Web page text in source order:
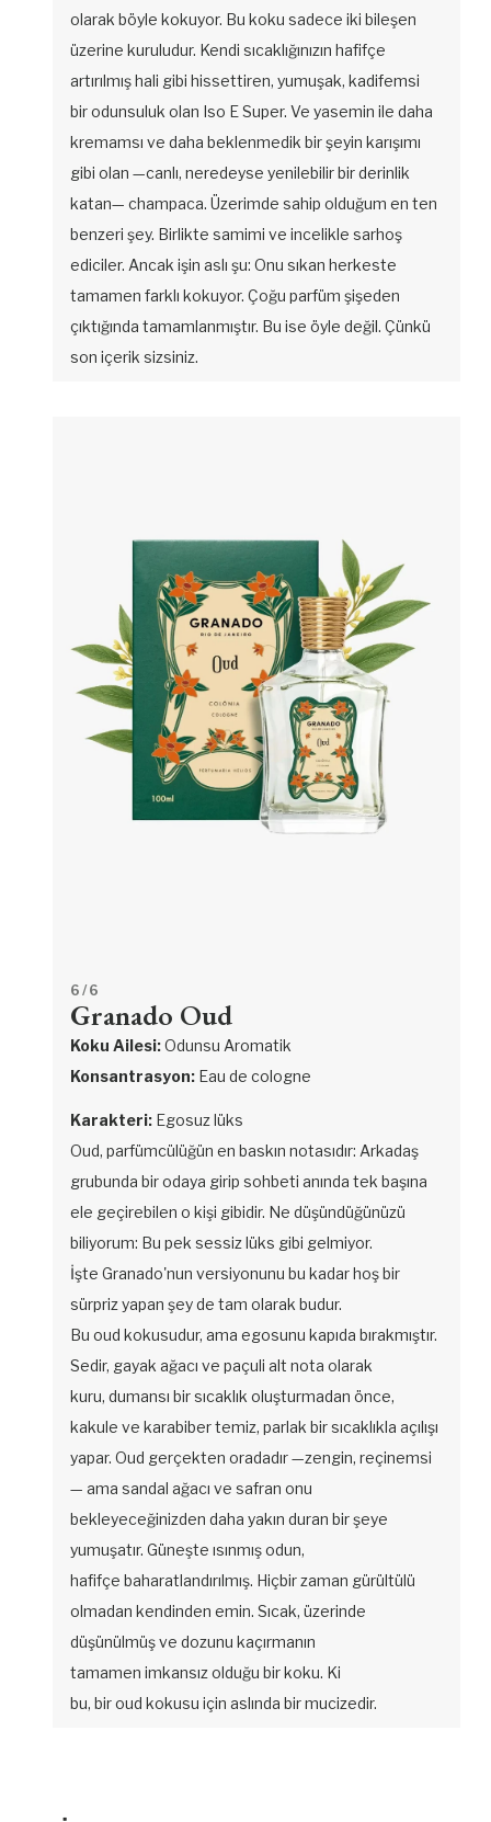
olarak böyle kokuyor. Bu koku sadece iki bileşen
üzerine kuruludur. Kendi sıcaklığınızın hafifçe
artırılmış hali gibi hissettiren, yumuşak, kadifemsi
bir odunsuluk olan Iso E Super. Ve yasemin ile daha
kremamsı ve daha beklenmedik bir şeyin karışımı
gibi olan —canlı, neredeyse yenilebilir bir derinlik
katan— champaca. Üzerimde sahip olduğum en ten
benzeri şey. Birlikte samimi ve incelikle sarhoş
ediciler. Ancak işin aslı şu: Onu sıkan herkeste
tamamen farklı kokuyor. Çoğu parfüm şişeden
çıktığında tamamlanmıştır. Bu ise öyle değil. Çünkü
son içerik sizsiniz.
6 / 6
Granado Oud
Koku Ailesi:Odunsu Aromatik
Konsantrasyon: Eau de cologne
Karakteri: Egosuz lüks
Oud, parfümcülüğün en baskın notasıdır: Arkadaş
grubunda bir odaya girip sohbeti anında tek başına
ele geçirebilen o kişi gibidir. Ne düşündüğünüzü
biliyorum: Bu pek sessiz lüks gibi gelmiyor.
İşte Granado'nun versiyonunu bu kadar hoş bir
sürpriz yapan şey de tam olarak budur.
Bu oud kokusudur, ama egosunu kapıda bırakmıştır.
Sedir, gayak ağacı ve paçuli alt nota olarak
kuru, dumansı bir sıcaklık oluşturmadan önce,
kakule ve karabiber temiz, parlak bir sıcaklıkla açılışı
yapar. Oud gerçekten oradadır —zengin, reçinemsi
— ama sandal ağacı ve safran onu
bekleyeceğinizden daha yakın duran bir şeye
yumuşatır. Güneşte ısınmış odun,
hafifçe baharatlandırılmış. Hiçbir zaman gürültülü
olmadan kendinden emin. Sıcak, üzerinde
düşünülmüş ve dozunu kaçırmanın
tamamen imkansız olduğu bir koku. Ki
bu, bir oud kokusu için aslında bir mucizedir.